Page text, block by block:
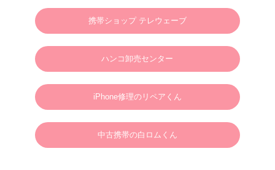
英語やタガログ語を話せる方向けプラン【 カメラマン＆ヘアメイクのみの手配と
なりますので、衣装などは全てお客様でご用意ください。128,000円(税別)】
新年のご挨拶
謹んで新年のご挨拶を申し上げます。
旧年中は格別のご支援、ご愛顧を賜り、心より御礼申し上げます。
新しい年が、皆さまにとりまして、幸多き年となりますよう心よりお祈り申し上げ
2025年1月1日
ボラカイウェディングフォト一同
2025.01.22
N様 2025年3月 ウェディングフォトご予約ありがとうございます。
携帯ショップ テレウェーブ
ハンコ卸売センター
iPhone修理のリペアくん
中古携帯の白ロムくん